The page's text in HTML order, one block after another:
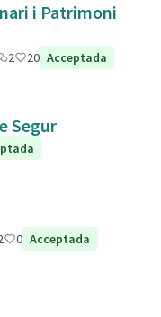
i Patrimoni
2 20 Acceptada
Segur
0 Acceptada